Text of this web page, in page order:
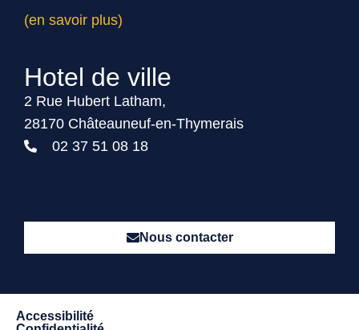
Nous contacter
Hotel de ville
2 Rue Hubert Latham,
28170 Châteauneuf-en-Thymerais
02 37 51 08 18
(en savoir plus)
Accessibilité